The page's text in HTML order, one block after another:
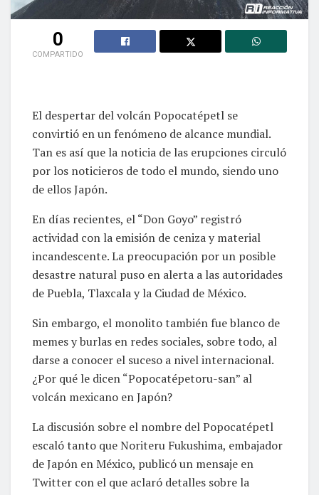
0
COMPARTIDO
El despertar del volcán Popocatépetl se
convirtió en un fenómeno de alcance mundial.
Tan es así que la noticia de las erupciones circuló
por los noticieros de todo el mundo, siendo uno
de ellos Japón.
En días recientes, el “Don Goyo” registró
actividad con la emisión de ceniza y material
incandescente. La preocupación por un posible
desastre natural puso en alerta a las autoridades
de Puebla, Tlaxcala y la Ciudad de México.
Sin embargo, el monolito también fue blanco de
memes y burlas en redes sociales, sobre todo, al
darse a conocer el suceso a nivel internacional.
¿Por qué le dicen “Popocatépetoru-san” al
volcán mexicano en Japón?
La discusión sobre el nombre del Popocatépetl
escaló tanto que Noriteru Fukushima, embajador
de Japón en México, publicó un mensaje en
Twitter con el que aclaró detalles sobre la